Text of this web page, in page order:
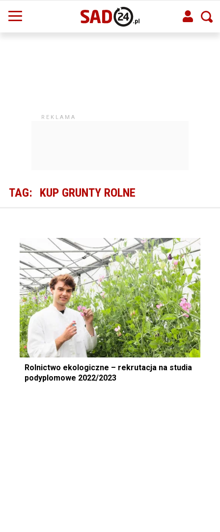
TAG: KUP GRUNTY ROLNE
Rolnictwo ekologiczne – rekrutacja na studia
podyplomowe 2022/2023